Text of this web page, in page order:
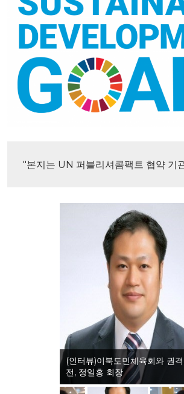
"본지는 UN 퍼블리셔콤팩트 협약 기
(인터뷰)이북도민체육회와 권
전, 정일홍 회장